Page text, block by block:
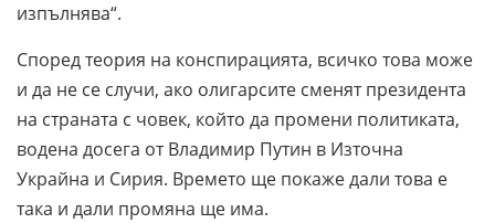
изпълнява“.
Според теория на конспирацията, всичко това може
и да не се случи, ако олигарсите сменят президента
на страната с човек, който да промени политиката,
водена досега от Владимир Путин в Източна
Украйна и Сирия. Времето ще покаже дали това е
така и дали промяна ще има.